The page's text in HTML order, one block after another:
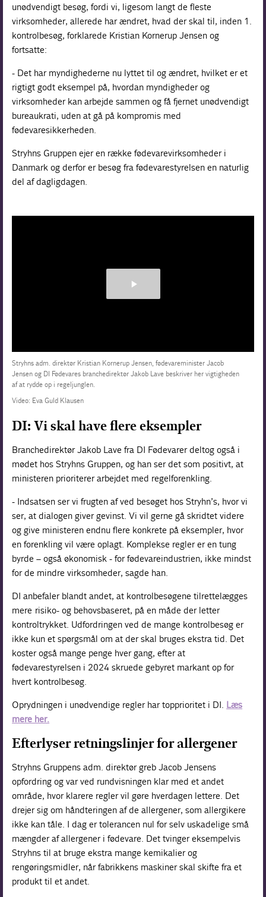
unødvendigt besøg, fordi vi, ligesom langt de fleste
virksomheder, allerede har ændret, hvad der skal til, inden 1.
kontrolbesøg, forklarede Kristian Kornerup Jensen og
fortsatte:
- Det har myndighederne nu lyttet til og ændret, hvilket er et
rigtigt godt eksempel på, hvordan myndigheder og
virksomheder kan arbejde sammen og få fjernet unødvendigt
bureaukrati, uden at gå på kompromis med
fødevaresikkerheden.
Stryhns Gruppen ejer en række fødevarevirksomheder i
Danmark og derfor er besøg fra fødevarestyrelsen en naturlig
del af dagligdagen.
Stryhns adm. direktør Kristian Kornerup Jensen, fødevareminister Jacob
Jensen og DI Fødevares branchedirektør Jakob Lave beskriver her vigtigheden
af at rydde op i regeljunglen.
Video: Eva Guld Klausen
DI: Vi skal have flere eksempler
Branchedirektør Jakob Lave fra DI Fødevarer deltog også i
mødet hos Stryhns Gruppen, og han ser det som positivt, at
ministeren prioriterer arbejdet med regelforenkling.
- Indsatsen ser vi frugten af ved besøget hos Stryhn’s, hvor vi
ser, at dialogen giver gevinst. Vi vil gerne gå skridtet videre
og give ministeren endnu flere konkrete på eksempler, hvor
en forenkling vil være oplagt. Komplekse regler er en tung
byrde – også økonomisk - for fødevareindustrien, ikke mindst
for de mindre virksomheder, sagde han.
DI anbefaler blandt andet, at kontrolbesøgene tilrettelægges
mere risiko- og behovsbaseret, på en måde der letter
kontroltrykket. Udfordringen ved de mange kontrolbesøg er
ikke kun et spørgsmål om at der skal bruges ekstra tid. Det
koster også mange penge hver gang, efter at
fødevarestyrelsen i 2024 skruede gebyret markant op for
hvert kontrolbesøg.
Oprydningen i unødvendige regler har topprioritet i DI. Læs
mere her.
Efterlyser retningslinjer for allergener
Stryhns Gruppens adm. direktør greb Jacob Jensens
opfordring og var ved rundvisningen klar med et andet
område, hvor klarere regler vil gøre hverdagen lettere. Det
drejer sig om håndteringen af de allergener, som allergikere
ikke kan tåle. I dag er tolerancen nul for selv uskadelige små
mængder af allergener i fødevare. Det tvinger eksempelvis
Stryhns til at bruge ekstra mange kemikalier og
rengøringsmidler, når fabrikkens maskiner skal skifte fra et
produkt til et andet.